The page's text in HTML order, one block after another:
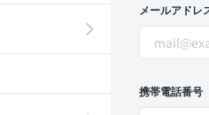
メールアドレ
携帯電話番号